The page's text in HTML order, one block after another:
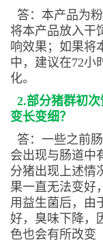
答：本产品为
将本产品放入干
响效果；如果将
中，建议在72小
化。
2.部分猪群初
变长变细？
答：一些之前
会出现与肠道中
分猪出现上述情
果一直无法变好
用益生菌后，由
好，臭味下降，
色也会有所改变